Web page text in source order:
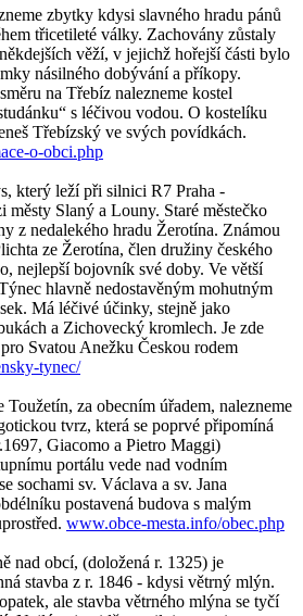
zbytky kdysi slavného hradu pánů
třicetileté války. Zachovány zůstaly
věží, v jejichž hořejší části bylo
násilného dobývání a příkopy.
na Třebíz nalezneme kostel
s léčivou vodou. O kostelíku
Třebízský ve svých povídkách.
o-obci.php
který leží při silnici R7 Praha -
městy Slaný a Louny. Staré městečko
z nedalekého hradu Žerotína. Známou
ze Žerotína, člen družiny českého
nejlepší bojovník své doby. Ve větší
hlavně nedostavěným mohutným
Má léčivé účinky, stejně jako
a Zichovecký kromlech. Je zde
Svatou Anežku Českou rodem
tynec/
Toužetín, za obecním úřadem, nalezneme
tvrz, která se poprvé připomíná
Giacomo a Pietro Maggi)
portálu vede nad vodním
sochami sv. Václava a sv. Jana
postavená budova s malým
www.obce-mesta.info/obec.php
nad obcí, (doložená r. 1325) je
stavba z r. 1846 - kdysi větrný mlýn.
ale stavba větrného mlýna se tyčí